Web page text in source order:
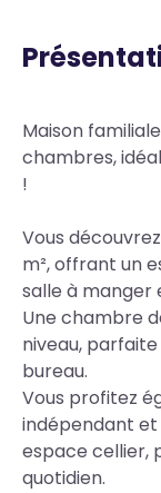
Body
Maison
chambres,
!
Vous
m², offrant un
salle à manger
Une chambre
niveau,
bureau.
Vous profitez
indépendant et
espace cellier,
quotidien.